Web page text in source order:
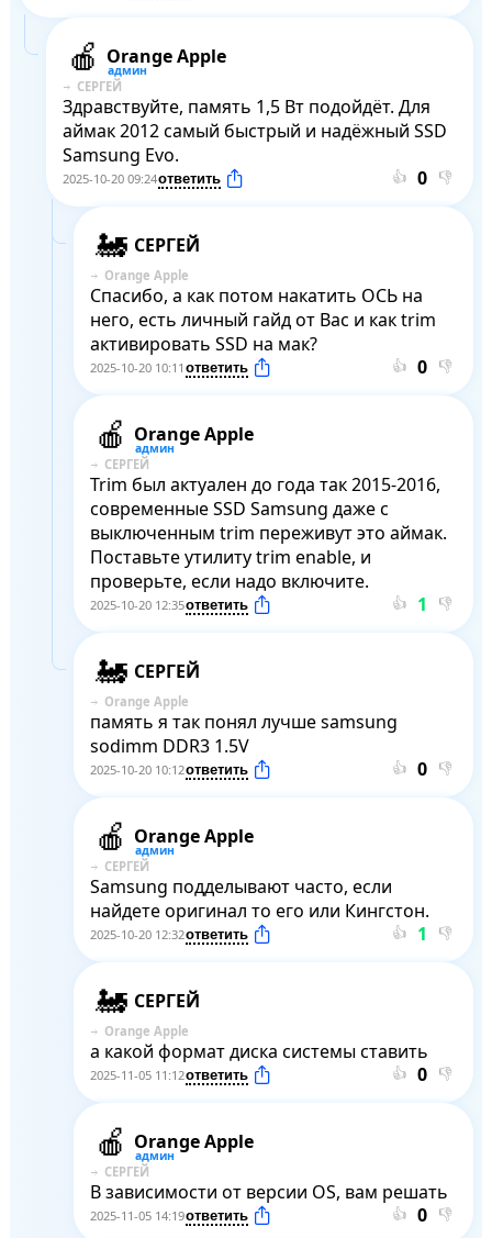
Orange Apple
СЕРГЕЙ
Здравствуйте, память 1,5 Вт подойдёт. Для
аймак 2012 самый быстрый и надёжный SSD
Samsung Evo.
2025-10-20 09:24 👍 👎
СЕРГЕЙ
Orange Apple
Спасибо, а как потом накатить ОСЬ на
него, есть личный гайд от Вас и как trim
активировать SSD на мак?
2025-10-20 10:11 👍 👎
Orange Apple
СЕРГЕЙ
Trim был актуален до года так 2015-2016,
современные SSD Samsung даже с
выключенным trim переживут это аймак.
Поставьте утилиту trim enable, и
проверьте, если надо включите.
2025-10-20 12:35 👍 👎
СЕРГЕЙ
Orange Apple
память я так понял лучше samsung
sodimm DDR3 1.5V
2025-10-20 10:12 👍 👎
Orange Apple
СЕРГЕЙ
Samsung подделывают часто, если
найдете оригинал то его или Кингстон.
2025-10-20 12:32 👍 👎
СЕРГЕЙ
Orange Apple
а какой формат диска системы ставить
2025-11-05 11:12 👍 👎
Orange Apple
СЕРГЕЙ
В зависимости от версии OS, вам решать
2025-11-05 14:19 👍 👎